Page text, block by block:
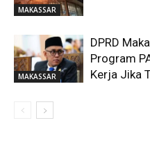
MAKASSAR
MAKASSAR
DPRD
Program
Kerja Jika